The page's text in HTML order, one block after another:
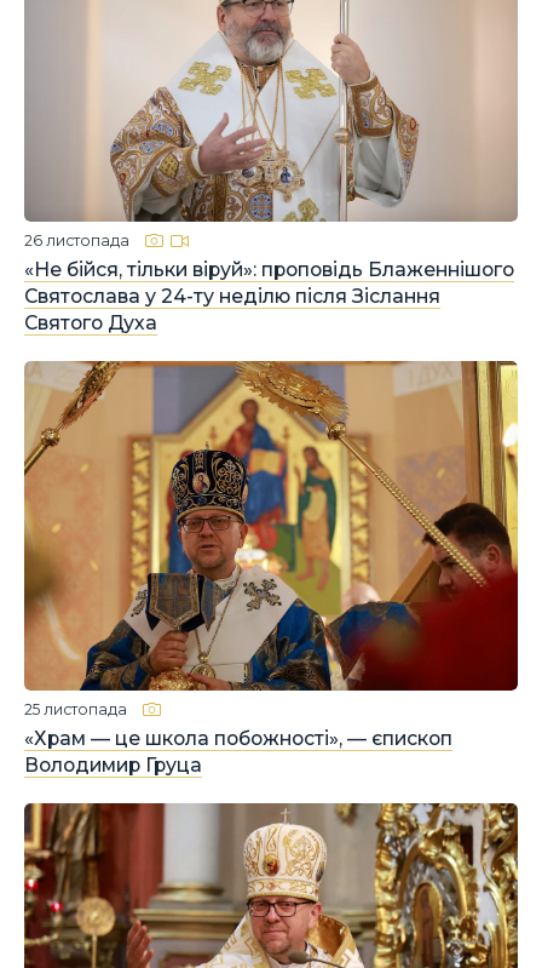
«Не бійся, тільки віруй»: проповідь Блаженнішого
Святослава у 24-ту неділю після Зіслання
Святого Духа
26 листопада
«Храм — це школа побожності», — єпископ
Володимир Груца
25 листопада